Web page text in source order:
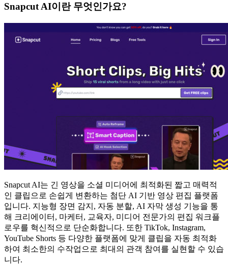
Snapcut AI이란 무엇인가요?
Snapcut AI는 긴 영상을 소셜 미디어에 최적화된 짧고 매력적
인 클립으로 손쉽게 변환하는 첨단 AI 기반 영상 편집 플랫폼
입니다. 지능형 장면 감지, 자동 분할, AI 자막 생성 기능을 통
해 크리에이터, 마케터, 교육자, 미디어 전문가의 편집 워크플
로우를 혁신적으로 단순화합니다. 또한 TikTok, Instagram,
YouTube Shorts 등 다양한 플랫폼에 맞게 클립을 자동 최적화
하여 최소한의 수작업으로 최대의 관객 참여를 실현할 수 있습
니다.